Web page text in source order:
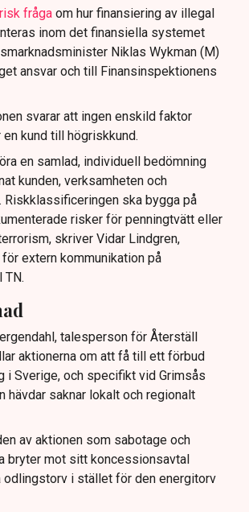
fråga om hur finansiering av illegal
inom det finansiella systemet
Niklas Wykman (M)
ansvar och till Finansinspektionens
svarar att ingen enskild faktor
kund till högriskkund.
en samlad, individuell bedömning
kunden, verksamheten och
Riskklassificeringen ska bygga på
risker för penningtvätt eller
skriver Vidar Lindgren,
extern kommunikation på
TN.
talesperson för Återställ
aktionerna om att få till ett förbud
i Sverige, och specifikt vid Grimsås
hävdar saknar lokalt och regionalt
av aktionen som sabotage och
bryter mot sitt koncessionsavtal
odlingstorv i stället för den energitorv